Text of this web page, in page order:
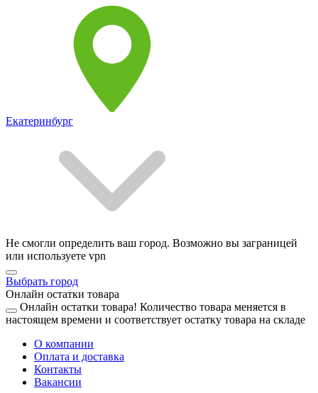
Екатеринбург
Не смогли определить ваш город. Возможно вы заграницей
или используете vpn
Выбрать город
Онлайн остатки товара
Онлайн остатки товара! Количество товара меняется в
настоящем времени и соответствует остатку товара на складе
О компании
Оплата и доставка
Контакты
Вакансии